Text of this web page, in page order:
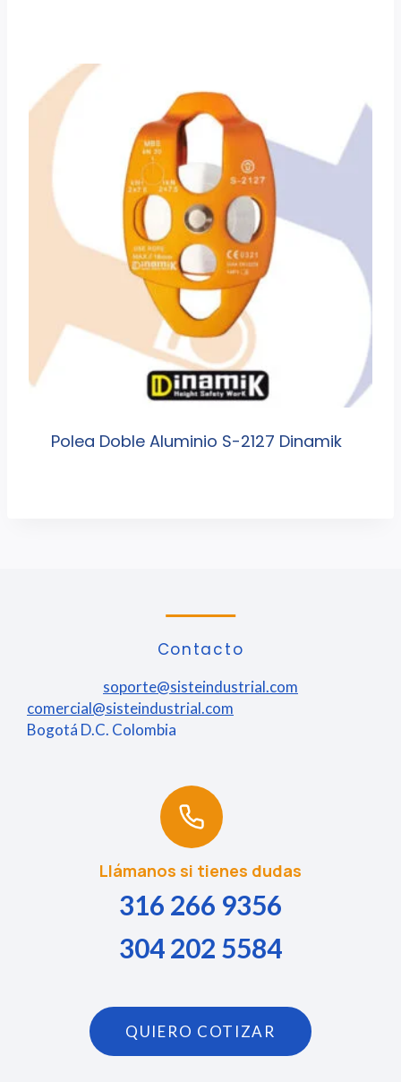
Polea Doble Aluminio S-2127 Dinamik
Contacto
soporte@sisteindustrial.com
comercial@sisteindustrial.com
Bogotá D.C. Colombia
Llámanos si tienes dudas
316 266 9356
304 202 5584
QUIERO COTIZAR